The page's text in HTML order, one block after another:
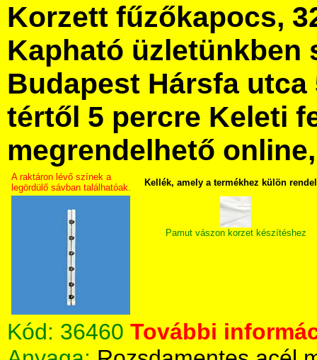
Korzett fűzőkapocs,
Kapható üzletünkben
Budapest Hársfa utca
tértől 5 percre Keleti
megrendelhető
A raktáron lévő színek a
legördülő sávban találhatóak.
Kellék, amely a termékhez külön
Pamut vászon korzet készítéshez
Kód: 36460 További